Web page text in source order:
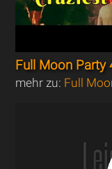
Full Moon Party
mehr zu: Full